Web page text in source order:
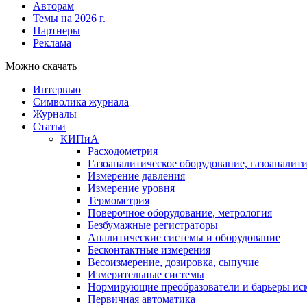
Авторам
Темы на 2026 г.
Партнеры
Реклама
Можно скачать
Интервью
Символика журнала
Журналы
Статьи
КИПиА
Расходометрия
Газоаналитическое оборудование,
Измерение давления
Измерение уровня
Термометрия
Поверочное оборудование, метрология
Безбумажные регистраторы
Аналитические системы и оборудование
Бесконтактные измерения
Весоизмерение, дозировка, сыпучие
Измерительные системы
Нормирующие преобразователи и барьеры
Первичная автоматика